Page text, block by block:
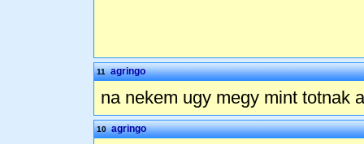
11 agringo
na nekem ugy megy mint totnak
10 agringo